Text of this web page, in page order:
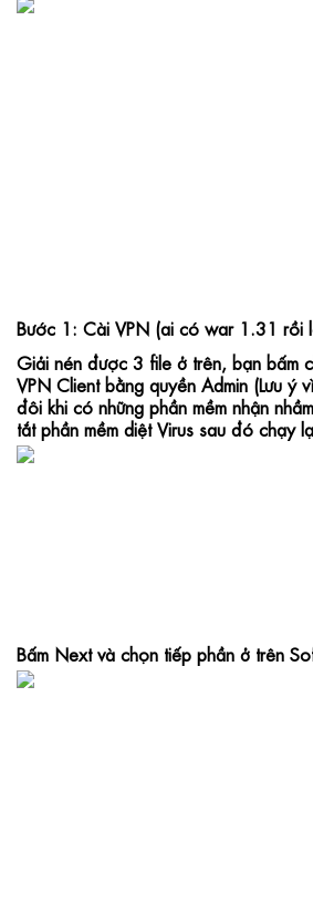
Bước 1: Cài VPN (ai có war 1.31 rồi
Giải nén được 3 file ở trên, bạn bấm
VPN Client bằng quyền Admin (Lưu ý
đôi khi có những phần mềm nhận
tắt phần mềm diệt Virus sau đó chạy
Bấm Next và chọn tiếp phần ở trên